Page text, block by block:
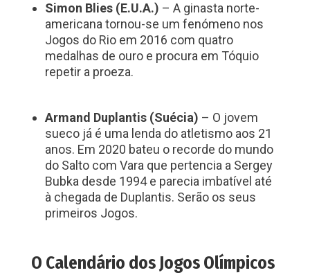
Simon Blies (E.U.A.) – A ginasta norte-
americana tornou-se um fenómeno nos
Jogos do Rio em 2016 com quatro
medalhas de ouro e procura em Tóquio
repetir a proeza.
Armand Duplantis (Suécia) – O jovem
sueco já é uma lenda do atletismo aos 21
anos. Em 2020 bateu o recorde do mundo
do Salto com Vara que pertencia a Sergey
Bubka desde 1994 e parecia imbatível até
à chegada de Duplantis. Serão os seus
primeiros Jogos.
O Calendário dos Jogos Olímpicos